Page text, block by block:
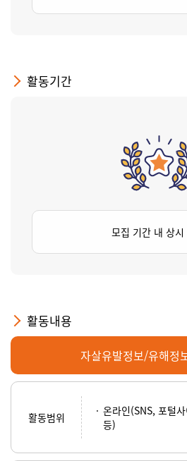
활동기간
모집 기간 내 상시
활동내용
자살유발정보/유해정
활동범위
온라인(SNS, 포털
등)